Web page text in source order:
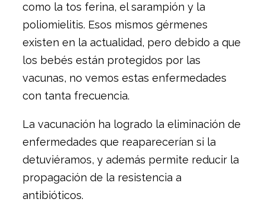
como la tos ferina, el sarampión y la
poliomielitis. Esos mismos gérmenes
existen en la actualidad, pero debido a que
los bebés están protegidos por las
vacunas, no vemos estas enfermedades
con tanta frecuencia.
La vacunación ha logrado la eliminación de
enfermedades que reaparecerían si la
detuviéramos, y además permite reducir la
propagación de la resistencia a
antibióticos.